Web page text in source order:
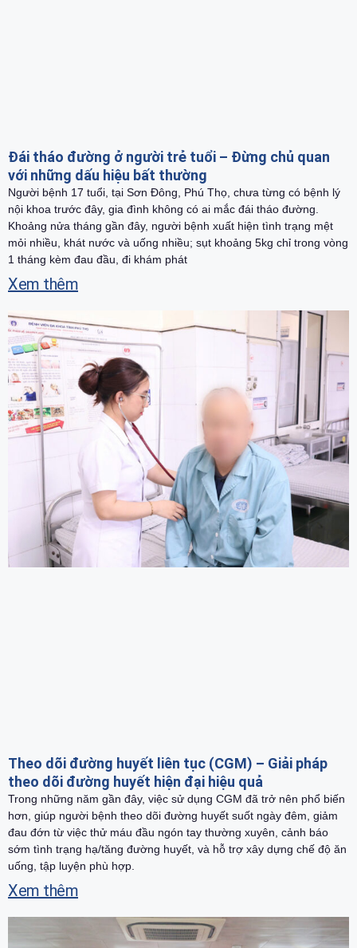
Đái tháo đường ở người trẻ tuổi – Đừng chủ quan
với những dấu hiệu bất thường
Người bệnh 17 tuổi, tại Sơn Đông, Phú Thọ, chưa từng có bệnh lý
nội khoa trước đây, gia đình không có ai mắc đái tháo đường.
Khoảng nửa tháng gần đây, người bệnh xuất hiện tình trạng mệt
mỏi nhiều, khát nước và uống nhiều; sụt khoảng 5kg chỉ trong vòng
1 tháng kèm đau đầu, đi khám phát
Xem thêm
Theo dõi đường huyết liên tục (CGM) – Giải pháp
theo dõi đường huyết hiện đại hiệu quả
Trong những năm gần đây, việc sử dụng CGM đã trở nên phổ biến
hơn, giúp người bệnh theo dõi đường huyết suốt ngày đêm, giảm
đau đớn từ việc thử máu đầu ngón tay thường xuyên, cảnh báo
sớm tình trạng hạ/tăng đường huyết, và hỗ trợ xây dựng chế độ ăn
uống, tập luyện phù hợp.
Xem thêm